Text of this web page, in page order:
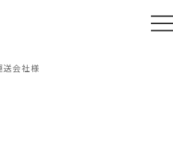
送会社様